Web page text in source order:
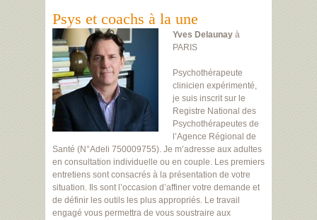
Psys et coachs à la une
Yves Delaunay à
PARIS
Psychothérapeute
clinicien expérimenté,
je suis inscrit sur le
Registre National des
Psychothérapeutes de
l’Agence Régional de
Santé (N°Adeli 750009755). Je m’adresse aux adultes
en consultation individuelle ou en couple. Les premiers
entretiens sont consacrés à la présentation de votre
situation. Ils sont l’occasion d’affiner votre demande et
de définir les outils les plus appropriés. Le travail
engagé vous permettra de vous soustraire aux